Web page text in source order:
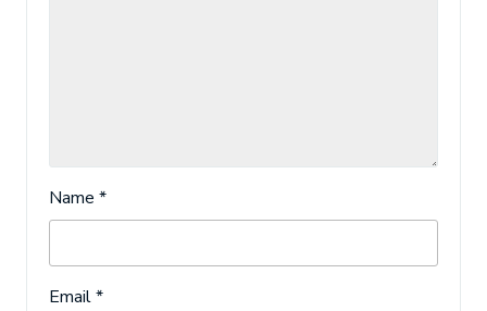
Name *
Email*